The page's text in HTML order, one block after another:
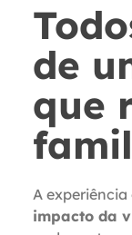
de
que
A experiência
impacto da